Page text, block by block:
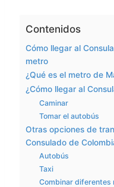
Contenidos
Cómo llegar al
metro
¿Qué es el metro de
¿Cómo llegar al
Caminar
Tomar el autobús
Otras opciones de
Consulado de
Autobús
Taxi
Combinar